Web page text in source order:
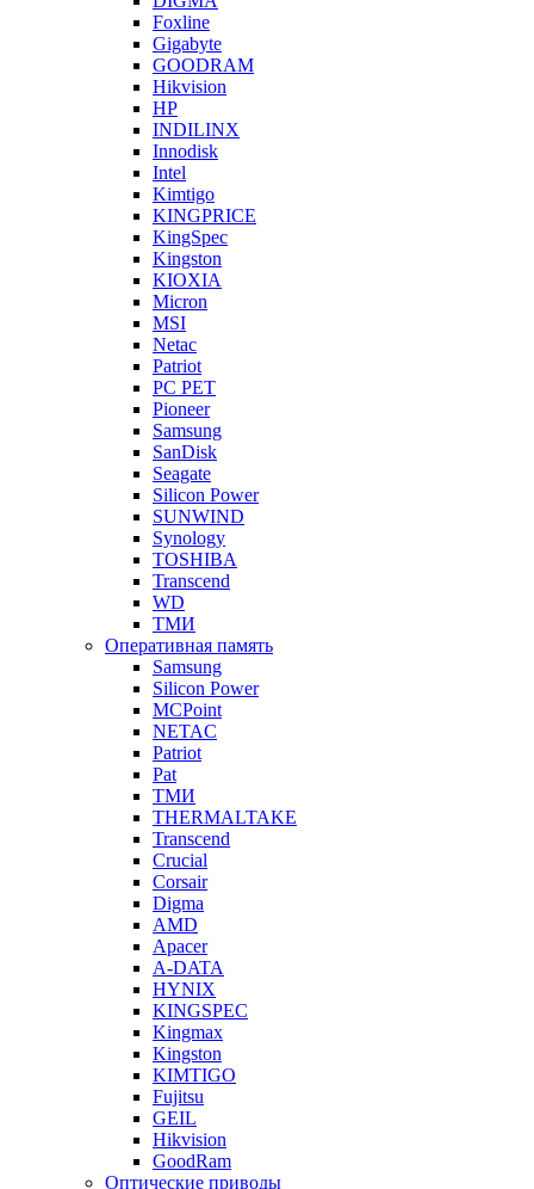
Foxline
Gigabyte
GOODRAM
Hikvision
HP
INDILINX
Innodisk
Intel
Kimtigo
KINGPRICE
KingSpec
Kingston
KIOXIA
Micron
MSI
Netac
Patriot
PC PET
Pioneer
Samsung
SanDisk
Seagate
Silicon Power
SUNWIND
Synology
TOSHIBA
Transcend
WD
ТМИ
Оперативная память
Samsung
Silicon Power
MCPoint
NETAC
Patriot
Pat
ТМИ
THERMALTAKE
Transcend
Crucial
Corsair
Digma
AMD
Apacer
A-DATA
HYNIX
KINGSPEC
Kingmax
Kingston
KIMTIGO
Fujitsu
GEIL
Hikvision
GoodRam
Оптические приводы